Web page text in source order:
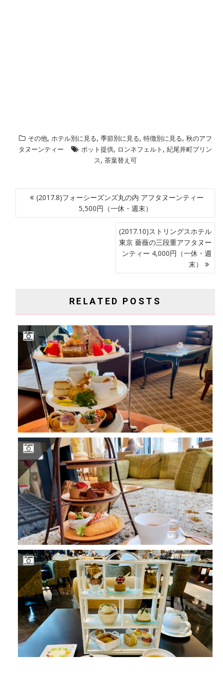
その他, ホテル別に見る, 季節別に見る, 特徴別に見る, 秋のアフ
タヌーンティー
ポット提供, ロンネフェルト , 紀尾井町プリン
ス, 茶葉替え可
投
ナ
ン
(2017.8)フォーシーズンズ丸の内 アフタヌーンティー
5,500円（一休・週末）
(2017.10)ストリングスホテル
東京 薔薇の三段重アフタヌー
ンティー 4,000円（一休・週
末）
RELATED POSTS